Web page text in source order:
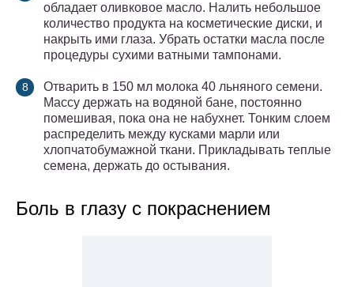
обладает оливковое масло. Налить небольшое
количество продукта на косметические диски, и
накрыть ими глаза. Убрать остатки масла после
процедуры сухими ватными тампонами.
Отварить в 150 мл молока 40 льняного семени.
Массу держать на водяной бане, постоянно
помешивая, пока она не набухнет. Тонким слоем
распределить между кусками марли или
хлопчатобумажной ткани. Прикладывать теплые
семена, держать до остывания.
Боль в глазу с покраснением